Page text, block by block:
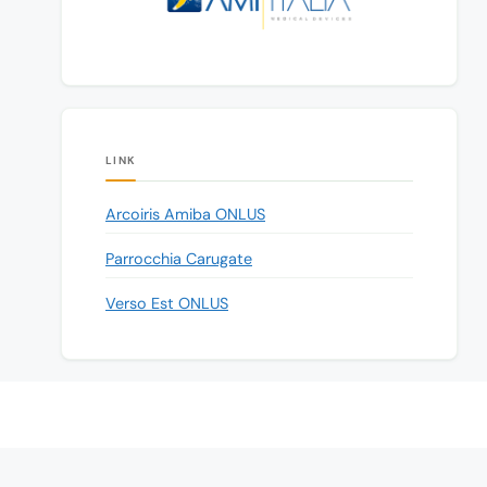
LINK
Arcoiris Amiba ONLUS
Parrocchia Carugate
Verso Est ONLUS